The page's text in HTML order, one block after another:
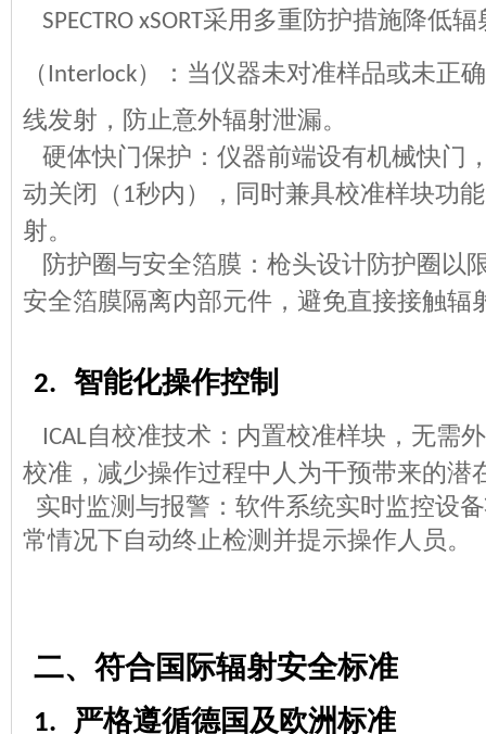
SPECTRO xSORT采用多重防护措施降低辐
（ Interlock）：当仪器未对准样品或未正
线发射，防止意外辐射泄漏。
硬体快门保护：仪器前端设有机械快门
动关闭（ 1秒内），同时兼具校准样块功
射。
防护圈与安全箔膜：枪头设计防护圈以
安全箔膜隔离内部元件，避免直接接触辐
2. 智能化操作控制
ICAL自校准技术：内置校准样块，无需
校准，减少操作过程中人为干预带来的
实时监测与报警：软件系统实时监控设
常情况下自动终止检测并提示操作人员。
二、符合国际辐射安全标准
1. 严格遵循德国及欧洲标准